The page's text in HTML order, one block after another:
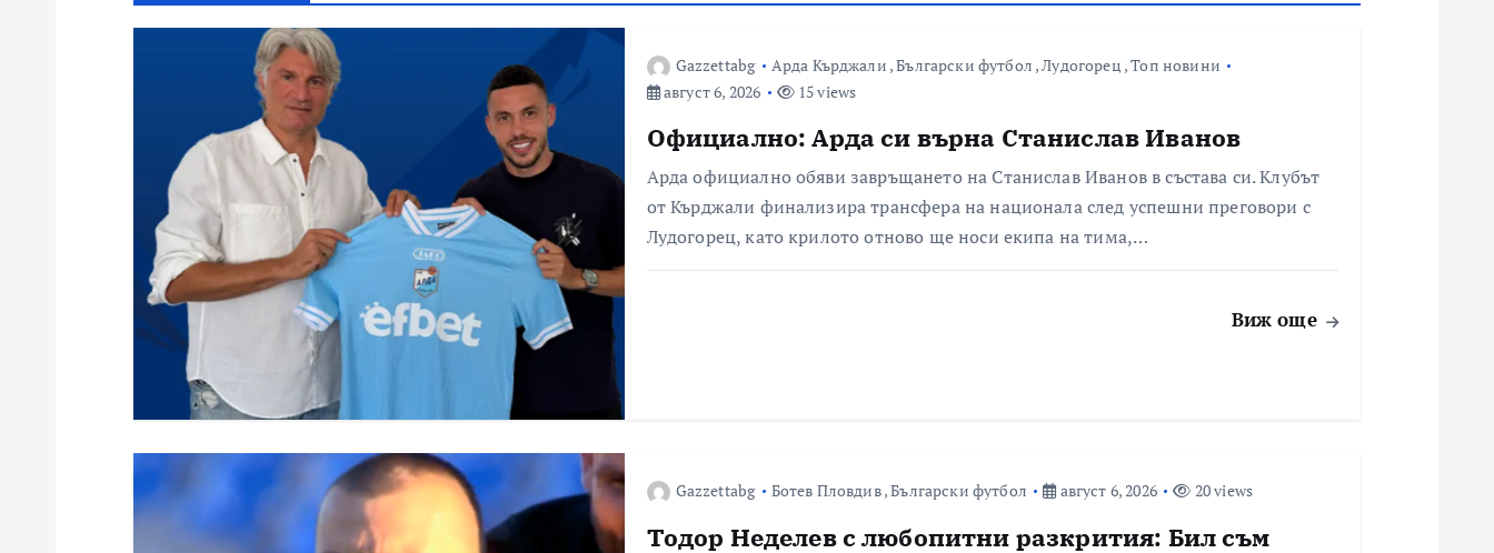
Gazzettabg Арда Кърджали ,Български футбол ,Лудогорец,Топ новини
август 6, 2026
15 views
Официално: Арда си върна Станислав Иванов
Арда официално обяви завръщането на Станислав Иванов в състава си. Клубът
от Кърджали финализира трансфера на национала след успешни преговори с
Лудогорец, като крилото отново ще носи екипа на тима,…
Виж още
Gazzettabg Ботев Пловдив,Български футбол август 6, 2026 20 views
Тодор Неделев с любопитни разкрития: Бил съм